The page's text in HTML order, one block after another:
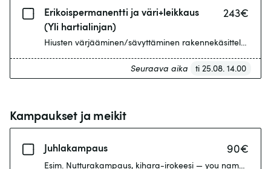
Erikoispermanentti ja väri+leikkaus
(Yli hartialinjan)
243€
Hiusten värjääminen/sävyttäminen rakennekäsittelyn
Seuraava aika ti 25.08. 14.00
Kampaukset ja meikit
Juhlakampaus 90€
Esim. Nutturakampaus, kihara-irokeesi — you name it! Ei